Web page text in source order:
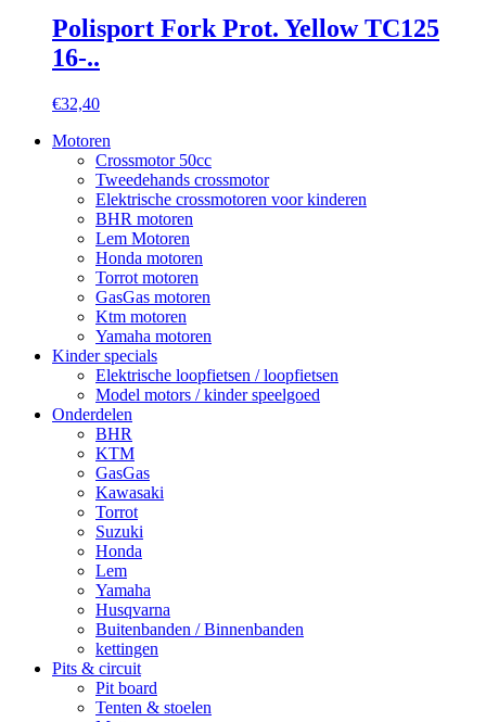
Polisport Fork Prot. Yellow TC125
16-..
€32,40
Motoren
Crossmotor 50cc
Tweedehands crossmotor
Elektrische crossmotoren voor kinderen
BHR motoren
Lem Motoren
Honda motoren
Torrot motoren
GasGas motoren
Ktm motoren
Yamaha motoren
Kinder specials
Elektrische loopfietsen / loopfietsen
Model motors / kinder speelgoed
Onderdelen
BHR
KTM
GasGas
Kawasaki
Torrot
Suzuki
Honda
Lem
Yamaha
Husqvarna
Buitenbanden / Binnenbanden
kettingen
Pits & circuit
Pit board
Tenten & stoelen